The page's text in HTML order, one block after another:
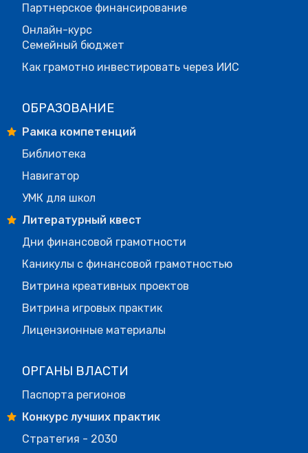
Партнерское финансирование
Онлайн-курс
Семейный бюджет
Как грамотно инвестировать через ИИС
ОБРАЗОВАНИЕ
Рамка компетенций
Библиотека
Навигатор
УМК для школ
Литературный квест
Дни финансовой грамотности
Каникулы с финансовой грамотностью
Витрина креативных проектов
Витрина игровых практик
Лицензионные материалы
ОРГАНЫ ВЛАСТИ
Паспорта регионов
Конкурс лучших практик
Стратегия - 2030